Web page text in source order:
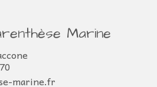
Marine
marine.fr